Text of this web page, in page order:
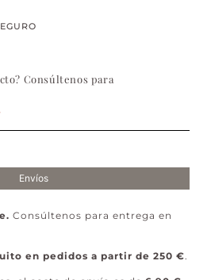
Consúltenos para
Envíos
Consúltenos para entrega en
en pedidos a partir de 250 €